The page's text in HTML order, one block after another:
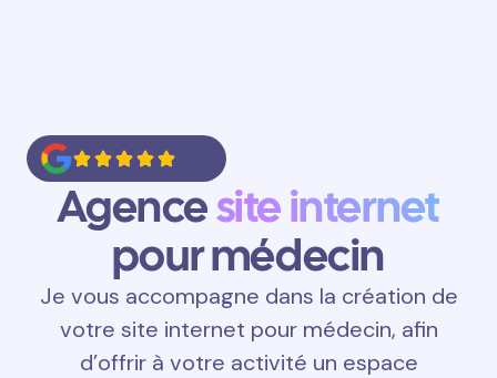
Agencesite internet
pour médecin
Je vous accompagne dans la création de
votre site internet pour médecin, afin
d’offrir à votre activité un espace